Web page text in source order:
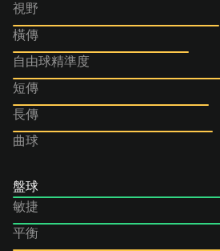
視野
橫傳
自由球精準度
短傳
長傳
曲球
盤球
敏捷
平衡